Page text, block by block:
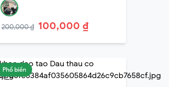
200,000 ₫ 100,000 ₫
Phổ biến